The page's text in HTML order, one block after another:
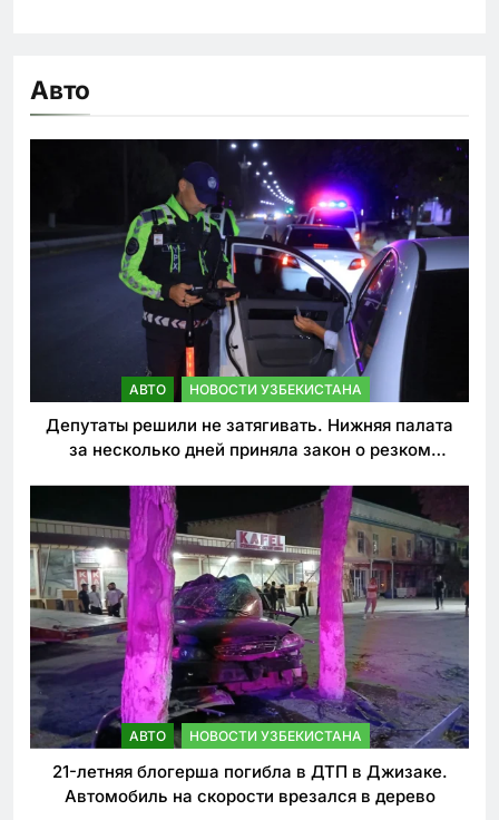
Авто
АВТО НОВОСТИ УЗБЕКИСТАНА
Депутаты решили не затягивать. Нижняя палата
за несколько дней приняла закон о резком
АВТО НОВОСТИ УЗБЕКИСТАНА
21-летняя блогерша погибла в ДТП в Джизаке.
Автомобиль на скорости врезался в дерево